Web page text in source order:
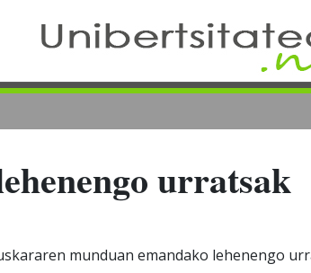
urratsak
munduan emandako lehenengo